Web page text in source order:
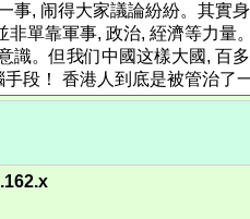
事, 闹得大家議論紛紛。其實
非單靠軍事, 政治, 絰濟等力
識。但我们中國这樣大國, 百
手段！ 香港人到底是被管